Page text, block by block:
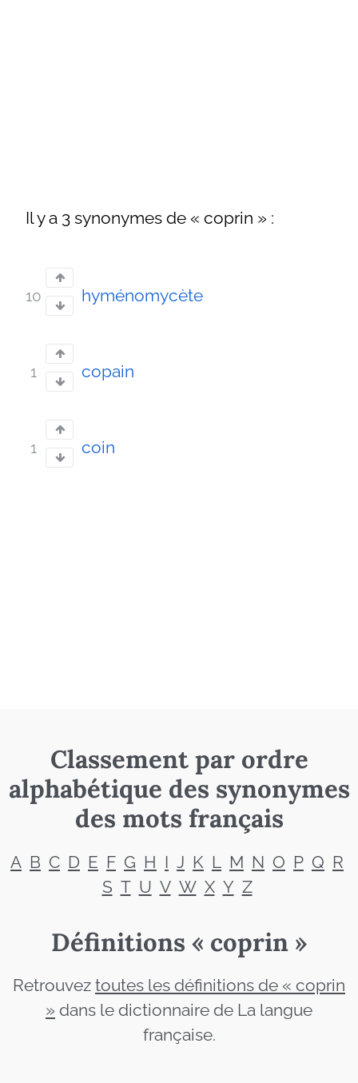
Il y a 3 synonymes de « coprin » :
10 hyménomycète
1 copain
1 coin
Classement par ordre
alphabétique des synonymes
des mots français
A B C D E F G H I J K L M N O P Q R
S T U V W X Y Z
Définitions « coprin »
Retrouvez toutes les définitions de « coprin
» dans le dictionnaire de La langue
française.